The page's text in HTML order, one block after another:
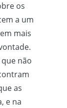
os
a um
mais
não
as
e na